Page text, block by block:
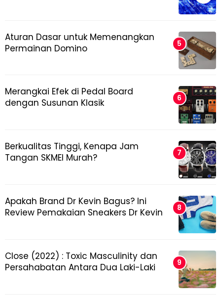
Aturan Dasar untuk Memenangkan
Permainan Domino
Merangkai Efek di Pedal Board
dengan Susunan Klasik
Berkualitas Tinggi, Kenapa Jam
Tangan SKMEI Murah?
Apakah Brand Dr Kevin Bagus? Ini
Review Pemakaian Sneakers Dr Kevin
Close (2022) : Toxic Masculinity dan
Persahabatan Antara Dua Laki-Laki